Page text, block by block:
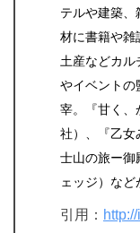
テルや建築、
材に書籍や雑
土産などカ
やイベントの
宰。『甘く、
社）、『乙女
士山の旅ー御
ェッジ）など
引用：